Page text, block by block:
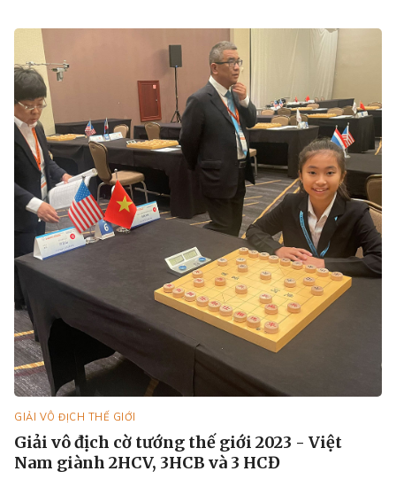
GIẢI VÔ ĐỊCH THẾ GIỚI
Giải vô địch cờ tướng thế giới 2023 - Việt
Nam giành 2HCV, 3HCB và 3 HCĐ